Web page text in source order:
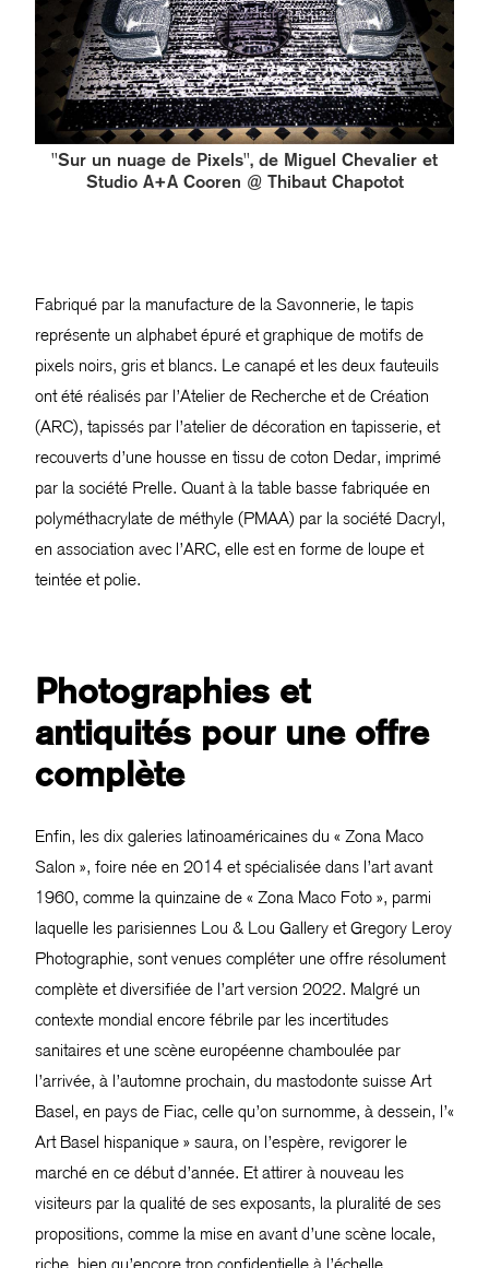
''Sur un nuage de Pixels'', de Miguel Chevalier et
Studio A+A Cooren @ Thibaut Chapotot
Fabriqué par la manufacture de la Savonnerie, le tapis
représente un alphabet épuré et graphique de motifs de
pixels noirs, gris et blancs. Le canapé et les deux fauteuils
ont été réalisés par l’Atelier de Recherche et de Création
(ARC), tapissés par l’atelier de décoration en tapisserie, et
recouverts d’une housse en tissu de coton Dedar, imprimé
par la société Prelle. Quant à la table basse fabriquée en
polyméthacrylate de méthyle (PMAA) par la société Dacryl,
en association avec l’ARC, elle est en forme de loupe et
teintée et polie.
Photographies et
antiquités pour une offre
complète
Enfin, les dix galeries latinoaméricaines du « Zona Maco
Salon », foire née en 2014 et spécialisée dans l’art avant
1960, comme la quinzaine de « Zona Maco Foto », parmi
laquelle les parisiennes Lou & Lou Gallery et Gregory Leroy
Photographie, sont venues compléter une offre résolument
complète et diversifiée de l’art version 2022. Malgré un
contexte mondial encore fébrile par les incertitudes
sanitaires et une scène européenne chamboulée par
l’arrivée, à l’automne prochain, du mastodonte suisse Art
Basel, en pays de Fiac, celle qu’on surnomme, à dessein, l’«
Art Basel hispanique » saura, on l’espère, revigorer le
marché en ce début d’année. Et attirer à nouveau les
visiteurs par la qualité de ses exposants, la pluralité de ses
propositions, comme la mise en avant d’une scène locale,